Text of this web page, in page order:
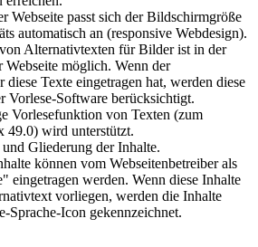
Webseite passt sich der Bildschirmgröße
automatisch an (responsive Webdesign).
Alternativtexten für Bilder ist in der
möglich. Wenn der
diese Texte eingetragen hat, werden diese
Vorlese-Software berücksichtigt.
Vorlesefunktion von Texten (zum
49.0) wird unterstützt.
Gliederung der Inhalte.
können vom Webseitenbetreiber als
eingetragen werden. Wenn diese Inhalte
vorliegen, werden die Inhalte
Sprache-Icon gekennzeichnet.